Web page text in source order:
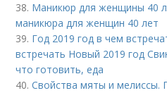
38. Маникюр для женщины 40
маникюра для женщин 40 лет
39. Год 2019 год в чем
встречать Новый 2019 год
что готовить, еда
40.Свойства мяты и мелиссы.